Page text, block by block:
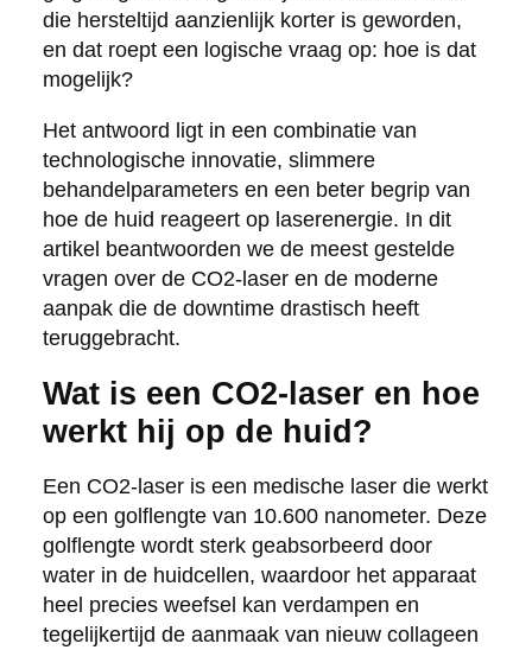
die hersteltijd aanzienlijk korter is geworden,
en dat roept een logische vraag op: hoe is dat
mogelijk?
Het antwoord ligt in een combinatie van
technologische innovatie, slimmere
behandelparameters en een beter begrip van
hoe de huid reageert op laserenergie. In dit
artikel beantwoorden we de meest gestelde
vragen over de CO2-laser en de moderne
aanpak die de downtime drastisch heeft
teruggebracht.
Wat is een CO2-laser en hoe
werkt hij op de huid?
Een CO2-laser is een medische laser die werkt
op een golflengte van 10.600 nanometer. Deze
golflengte wordt sterk geabsorbeerd door
water in de huidcellen, waardoor het apparaat
heel precies weefsel kan verdampen en
tegelijkertijd de aanmaak van nieuw collageen